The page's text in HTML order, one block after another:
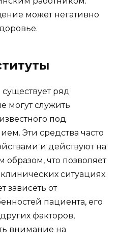
может негативно
ряд
могут служить
под
Эти средства часто
и действуют на
что позволяет
ситуациях.
зависеть от
пациента, его
факторов,
внимание на